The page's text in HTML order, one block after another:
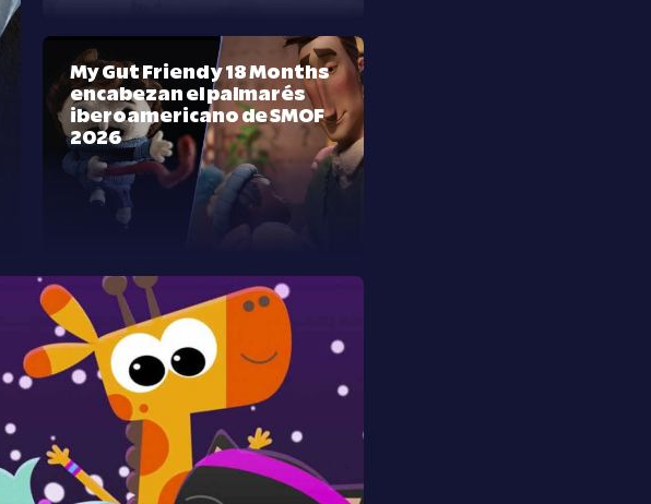
My Gut Friend y 18 Months
encabezan el palmarés
iberoamericano de SMOF
2026